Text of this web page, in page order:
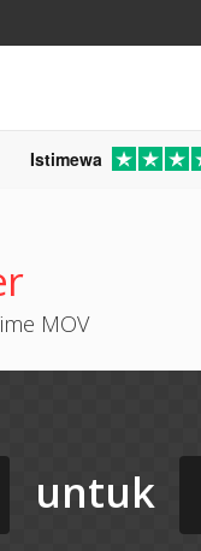
Istimewa
MOV
untuk